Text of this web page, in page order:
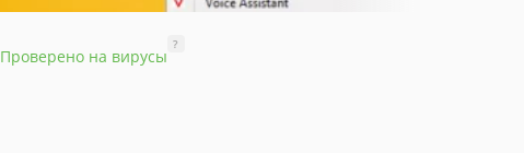
Проверено на вирусы
?